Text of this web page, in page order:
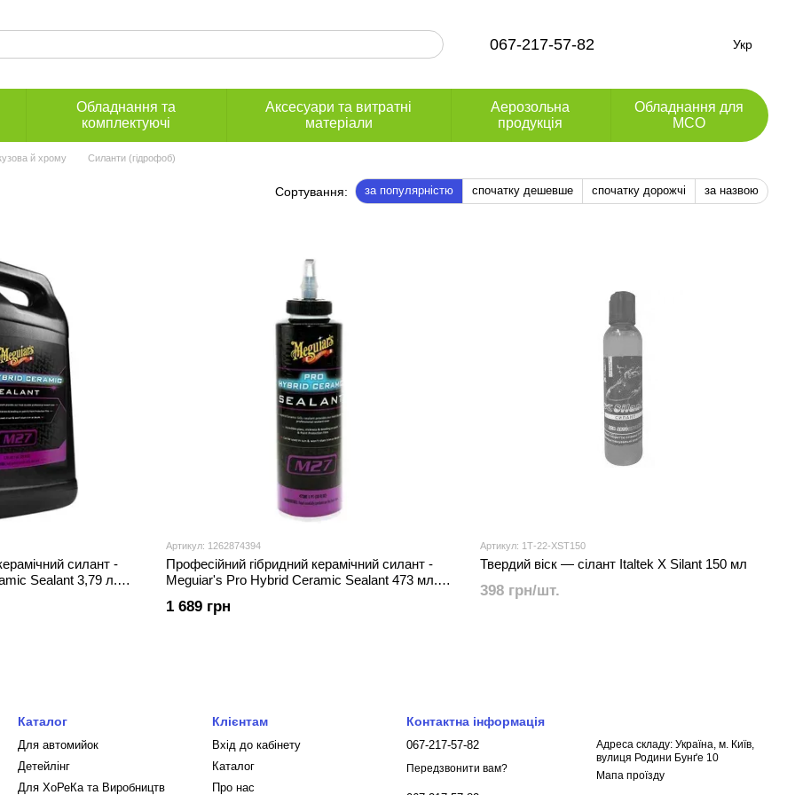
067-217-57-82 Укр
Обладнання та
комплектуючі
Аксесуари та витратні
матеріали
Аерозольна
продукція
Обладнання для
МСО
й хрому Силанти (гідрофоб)
Сортування: за популярністю спочатку дешевше спочатку дорожчі за назвою
силант -
Sealant 3,79 л.
Артикул: 1262874394
Професійний гібридний керамічний силант -
Meguiar's Pro Hybrid Ceramic Sealant 473 мл.
1 689 грн
Артикул: 1Т-22-XST150
Твердий віск — сілант Italtek X Silant 150 мл
398 грн/шт.
Каталог
Для автомийок
Детейлінг
Для ХоРеКа та Виробництв
Клієнтам
Вхід до кабінету
Каталог
Про нас
Контактна інформація
067-217-57-82
Передзвонити вам?
Адреса складу: Україна, м. Київ,
вулиця Родини Бунґе 10
Мапа проїзду